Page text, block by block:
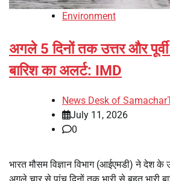
Environment
अगले 5 दिनों तक उत्तर और पूर्वी
बारिश का अलर्ट: IMD
News Desk of
July 11, 2026
0
भारत मौसम विज्ञान विभाग (आईएमडी) ने देश के
अगले चार से पांच दिनों तक भारी से बहुत भारी